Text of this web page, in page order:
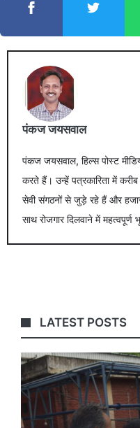
पंकज जयसवाल
पंकज जयसवाल, हिल्स पोस्ट
करते हैं। उन्हें पत्रकारिता में
सेवी संगठनों से जुड़े रहे हैं और
साथ रोजगार दिलवाने में महत्वपूर्ण
LATEST POSTS